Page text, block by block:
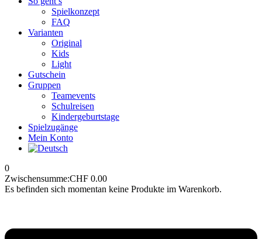
Spielkonzept
FAQ
Varianten
Original
Kids
Light
Gutschein
Gruppen
Teamevents
Schulreisen
Kindergeburtstage
Spielzugänge
Mein Konto
0
Zwischensumme:CHF 0.00
Es befinden sich momentan keine Produkte im Warenkorb.